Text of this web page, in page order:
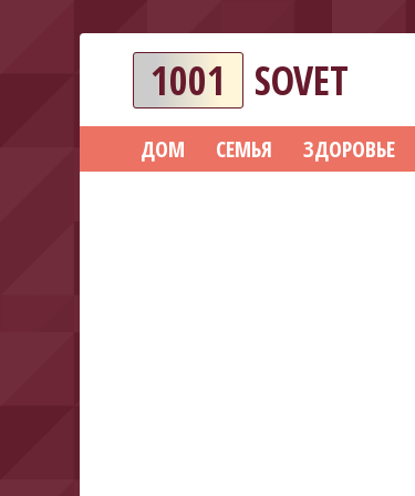
1001 SOVET
ДОМ СЕМЬЯ ЗДОРОВЬЕ